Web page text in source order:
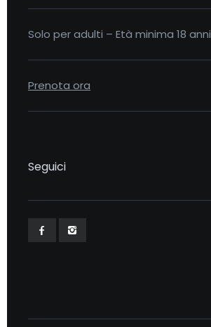
Solo per adulti – Età minima 18 anni
Prenota ora
Seguici